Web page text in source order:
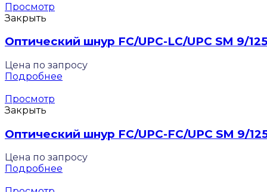
Просмотр
Закрыть
Оптический шнур FC/UPC-LC/UPC SM 9/
Цена по запросу
Подробнее
Просмотр
Закрыть
Оптический шнур FC/UPC-FC/UPC SM 9/
Цена по запросу
Подробнее